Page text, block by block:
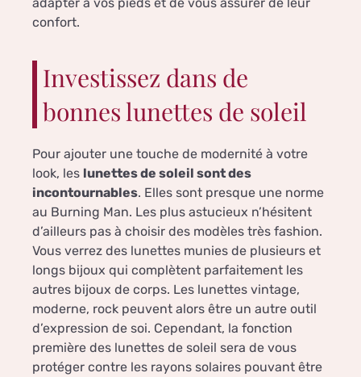
confort.
Investissez dans de
bonnes lunettes de soleil
Pour ajouter une touche de modernité à votre
look, les lunettes de soleil sont des
incontournables. Elles sont presque une norme
au Burning Man. Les plus astucieux n’hésitent
d’ailleurs pas à choisir des modèles très fashion.
Vous verrez des lunettes munies de plusieurs et
longs bijoux qui complètent parfaitement les
autres bijoux de corps. Les lunettes vintage,
moderne, rock peuvent alors être un autre outil
d’expression de soi. Cependant, la fonction
première des lunettes de soleil sera de vous
protéger contre les rayons solaires pouvant être